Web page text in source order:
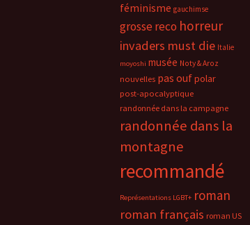
féminisme gauchimse
grosse reco horreur
invaders must die Italie
moyoshi musée Noty & Aroz
nouvelles pas oufpolar
post-apocalyptique
randonnée dans la campagne
randonnée dans la
montagne
recommandé
Représentations LGBT+ roman
roman français roman US